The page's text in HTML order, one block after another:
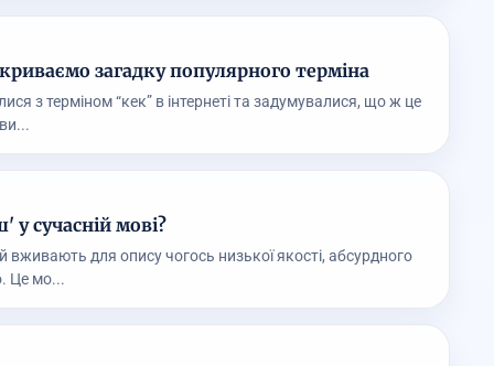
загадку популярного терміна
з терміном “кек” в інтернеті та задумувалися, що ж це
сучасній мові?
вживають для опису чогось низької якості, абсурдного
Це мо...